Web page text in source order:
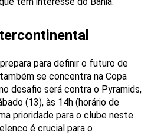
para definir o futuro de
se concentra na Copa
desafio será contra o Pyramids,
(13), às 14h (horário de
prioridade para o clube neste
é crucial para o